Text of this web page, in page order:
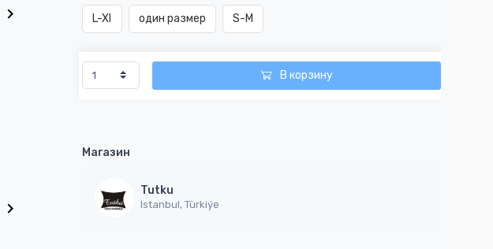
L-Xl один размер S-M
В корзину
Магазин
Tutku
Istanbul, Türkiýe